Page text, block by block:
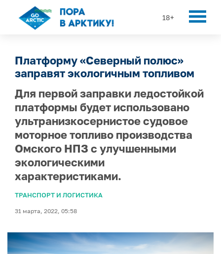
18+
Платформу «Северный полюс»
заправят экологичным топливом
Для первой заправки ледостойкой
платформы будет использовано
ультранизкосернистое судовое
моторное топливо производства
Омского НПЗ с улучшенными
экологическими
характеристиками.
ТРАНСПОРТ И ЛОГИСТИКА
31 марта, 2022, 05:58